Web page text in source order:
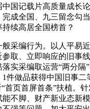
中国记载片高质量成长
成全国、九三留念勾
续高居全国榜首？
编行为。以人平易近
取、立即响应的旧事
实采编取运营“两分隔
件做品获得中国旧事二
首页首屏首条”扶植。
不脚、财产新业态新